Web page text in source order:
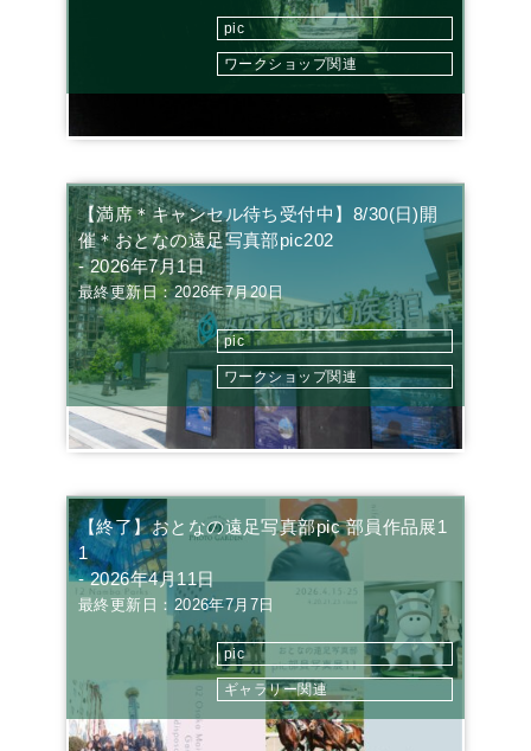
pic
ワークショップ関連
【満席＊キャンセル待ち受付中】8/30(日)開
催＊おとなの遠足写真部pic202
- 2026年7月1日
最終更新日：2026年7月20日
pic
ワークショップ関連
【終了】おとなの遠足写真部pic 部員作品展1
1
- 2026年4月11日
最終更新日：2026年7月7日
pic
ギャラリー関連